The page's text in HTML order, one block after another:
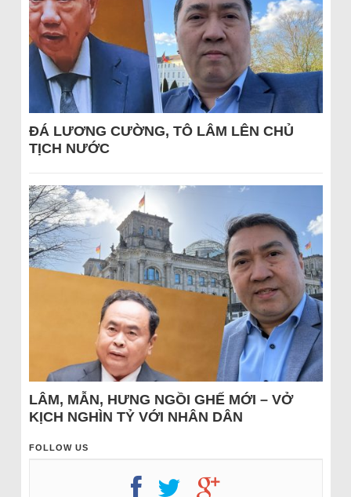
ĐÁ LƯƠNG CƯỜNG, TÔ LÂM LÊN CHỦ
TỊCH NƯỚC
LÂM, MẪN, HƯNG NGỒI GHẾ MỚI – VỞ
KỊCH NGHÌN TỶ VỚI NHÂN DÂN
FOLLOW US